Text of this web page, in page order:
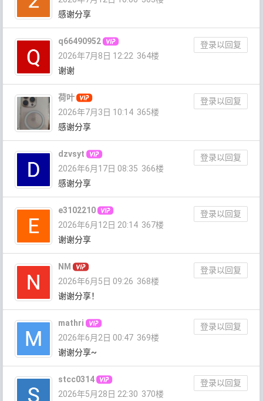
感谢分享
q66490952
登录以回复
2026年7月8日 12:22 364楼
谢谢
荷叶
登录以回复
2026年7月3日 10:14 365楼
感谢分享
dzvsyt
登录以回复
2026年6月17日 08:35 366楼
感谢分享
e3102210
登录以回复
2026年6月12日 20:14 367楼
谢谢分享
NM
登录以回复
2026年6月5日 09:26 368楼
谢谢分享！
mathri
登录以回复
2026年6月2日 00:47 369楼
谢谢分享~
stcc0314
登录以回复
2026年5月28日 22:30 370楼